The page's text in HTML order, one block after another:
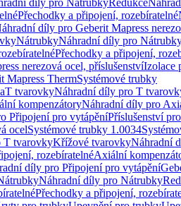
díly pro NátrubkyRedukce
Přechodky a připojení, rozebíratelné
díly pro Geberit Mapress
NátrubkyNáhradní díly pro
Přechodky a připojení,
nerezová ocel, příslušenstvíIzolace
Mapress ThermSystémové trubky
T tvarovkyNáhradní díly pro T
kompenzátoryNáhradní díly pro
Připojení pro vytápěníPříslušenství
ocelSystémové trubky 1.0034
T tvarovkyKřížové tvarovkyNáhradní
rozebíratelnéAxiální
díly pro Připojení pro vytápění
Náhradní díly pro Nátrubky
Přechodky a připojení,